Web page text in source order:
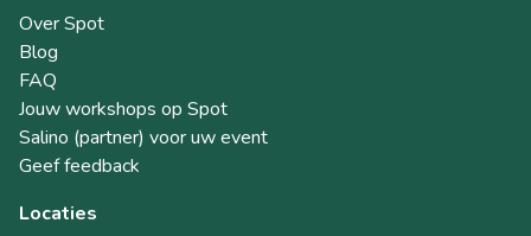
Over Spot
Blog
FAQ
Jouw workshops op Spot
Salino (partner) voor uw event
Geef feedback
Locaties